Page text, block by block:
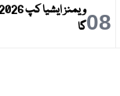
08گا